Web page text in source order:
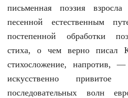
письменная поэзия
песенной естественным
постепенной обработки
стиха, о чем верно писал
стихосложение, напротив,
искусственно
последовательных волн